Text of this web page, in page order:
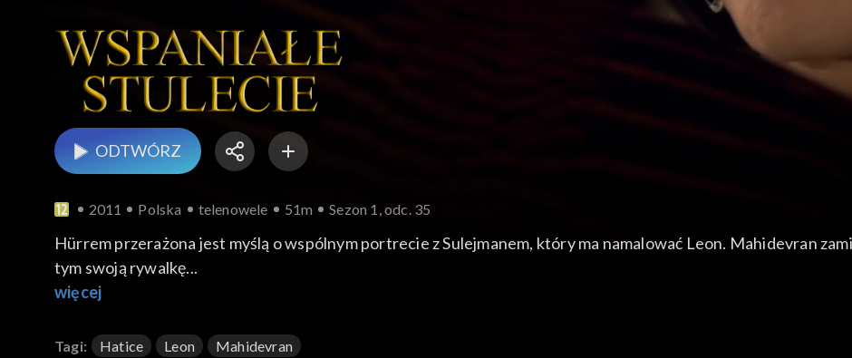
ODTWÓRZ
2011 Polska telenowele 51m Sezon 1, odc. 35
Hürrem przerażona jest myślą o wspólnym portrecie z Sulejmanem, który ma namalować Leon. Mahidevran
tym swoją rywalkę...
więcej
Tagi: Hatice Leon Mahidevran